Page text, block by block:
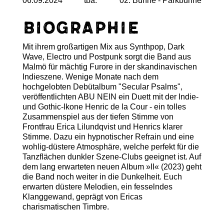
Biographie
Mit ihrem großartigen Mix aus Synthpop, Dark
Wave, Electro und Postpunk sorgt die Band aus
Malmö für mächtig Furore in der skandinavischen
Indieszene. Wenige Monate nach dem
hochgelobten Debütalbum "Secular Psalms",
veröffentlichten ABU NEIN ein Duett mit der Indie-
und Gothic-Ikone Henric de la Cour - ein tolles
Zusammenspiel aus der tiefen Stimme von
Frontfrau Erica Lilundqvist und Henrics klarer
Stimme. Dazu ein hypnotischer Refrain und eine
wohlig-düstere Atmosphäre, welche perfekt für die
Tanzflächen dunkler Szene-Clubs geeignet ist. Auf
dem lang erwarteten neuen Album »II« (2023) geht
die Band noch weiter in die Dunkelheit. Euch
erwarten düstere Melodien, ein fesselndes
Klanggewand, geprägt von Ericas
charismatischen Timbre.